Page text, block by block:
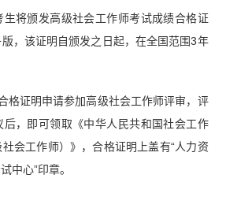
将颁发高级社会工作师考试成绩合格证
，该证明自颁发之日起，在全国范围3年
格证明申请参加高级社会工作师评审，评
，即可领取《中华人民共和国社会工作
会工作师）》，合格证明上盖有“人力资
中心”印章。